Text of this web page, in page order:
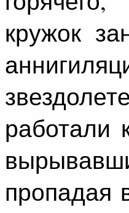
кружок
работали
пропадая